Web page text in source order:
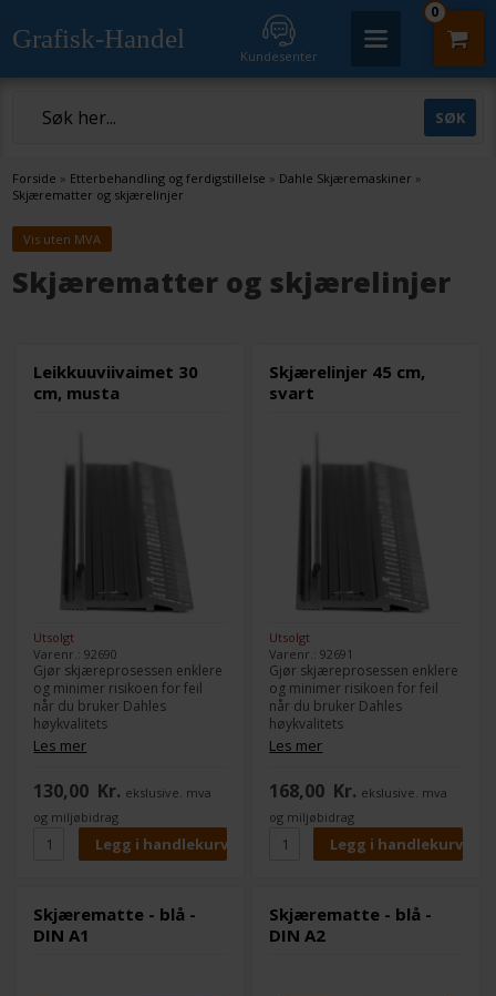
Grafisk-Handel
Kundesenter
0
Forside » Etterbehandling og ferdigstillelse » Dahle Skjæremaskiner »
Skjærematter og skjærelinjer
Vis uten MVA
Skjærematter og skjærelinjer
Leikkuuviivaimet 30
cm, musta
Utsolgt
Varenr.: 92690
Gjør skjæreprosessen enklere
og minimer risikoen for feil
når du bruker Dahles
høykvalitets
aluminiumshøvelinjal.
Les mer
130,00 Kr. ekslusive. mva
og miljøbidrag
Skjærelinjer 45 cm,
svart
Utsolgt
Varenr.: 92691
Gjør skjæreprosessen enklere
og minimer risikoen for feil
når du bruker Dahles
høykvalitets
aluminiumshøvelinjal.
Les mer
168,00 Kr. ekslusive. mva
og miljøbidrag
Skjærematte - blå -
DIN A1
Skjærematte - blå -
DIN A2